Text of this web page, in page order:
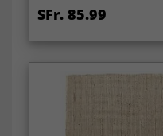
SFr. 85.99